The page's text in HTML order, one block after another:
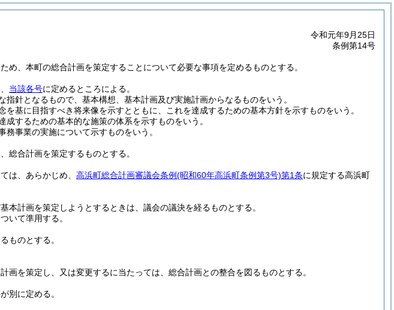
令和元年9月25日
条例第14号
め、本町の総合計画を策定することについて必要な事項を定めるものとする。
当該各号に定めるところによる。
針となるもので、基本構想、基本計画及び実施計画からなるものをいう。
基に目指すべき将来像を示すとともに、これを達成するための基本方針を示すものをいう。
するための基本的な施策の体系を示すものをいう。
事業の実施について示すものをいう。
総合計画を策定するものとする。
は、あらかじめ、 高浜町総合計画審議会条例(昭和60年高浜町条例第3号)第1条に規定する高浜町
本計画を策定しようとするときは、議会の議決を経るものとする。
いて準用する。
ものとする。
画を策定し、又は変更するに当たっては、総合計画との整合を図るものとする。
別に定める。